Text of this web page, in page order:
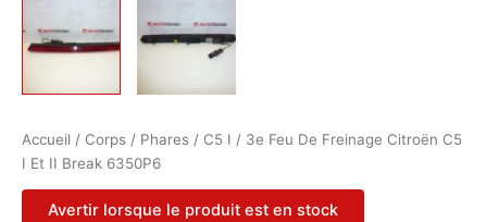
Accueil / Corps / Phares / C5 I / 3e Feu De Freinage Citroën C5
I Et II Break 6350P6
Avertir lorsque le produit est en stock